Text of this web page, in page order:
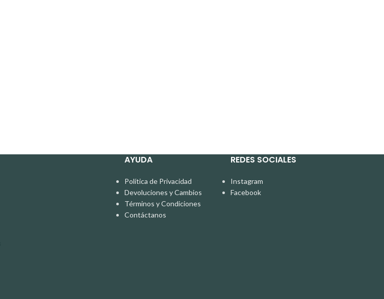
AYUDA
Política de Privacidad
Devoluciones y Cambios
Términos y Condiciones
Contáctanos
REDES SOCIALES
Instagram
Facebook